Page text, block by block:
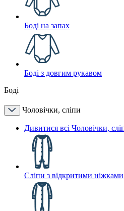
Боді на запах
Боді з довгим рукавом
Боді
Чоловічки, сліпи
Дивитися всі Чоловічки,
Сліпи з відкритими ніжками